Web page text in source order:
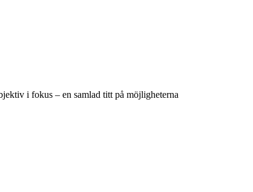
i fokus – en samlad titt på möjligheterna